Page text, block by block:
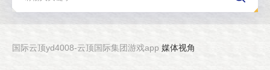
国际云顶yd4008-云顶国际集团游戏app 媒体视角